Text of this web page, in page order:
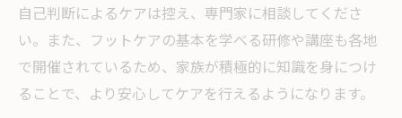
自己判断によるケアは控え、専門家に相談してくださ
い。また、フットケアの基本を学べる研修や講座も各地
で開催されているため、家族が積極的に知識を身につけ
ることで、より安心してケアを行えるようになります。